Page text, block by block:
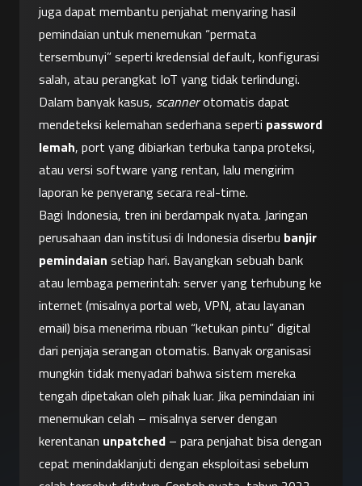
juga dapat membantu penjahat menyaring hasil
pemindaian untuk menemukan “permata
tersembunyi” seperti kredensial default, konfigurasi
salah, atau perangkat IoT yang tidak terlindungi.
Dalam banyak kasus, scanner otomatis dapat
mendeteksi kelemahan sederhana seperti password
lemah, port yang dibiarkan terbuka tanpa proteksi,
atau versi software yang rentan, lalu mengirim
laporan ke penyerang secara real-time.
Bagi Indonesia, tren ini berdampak nyata. Jaringan
perusahaan dan institusi di Indonesia diserbu banjir
pemindaian setiap hari. Bayangkan sebuah bank
atau lembaga pemerintah: server yang terhubung ke
internet (misalnya portal web, VPN, atau layanan
email) bisa menerima ribuan “ketukan pintu” digital
dari penjaja serangan otomatis. Banyak organisasi
mungkin tidak menyadari bahwa sistem mereka
tengah dipetakan oleh pihak luar. Jika pemindaian ini
menemukan celah – misalnya server dengan
kerentanan unpatched – para penjahat bisa dengan
cepat menindaklanjuti dengan eksploitasi sebelum